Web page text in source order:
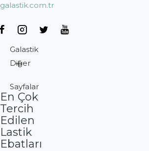
galastik.com.tr
Galastik
Diğer
Sayfalar
En Çok
Tercih
Edilen
Lastik
Ebatları